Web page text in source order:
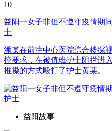
10
益阳一女子非但不遵守疫情期
士
潘某在前往中心医院综合楼探
控要求，在被值班护士阻拦进
推搡的方式殴打了护士黄某。
益阳故事